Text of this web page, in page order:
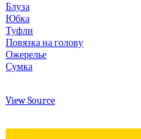
Блуза
Юбка
Туфли
Повязка на голову
Ожерелье
Сумка
View Source